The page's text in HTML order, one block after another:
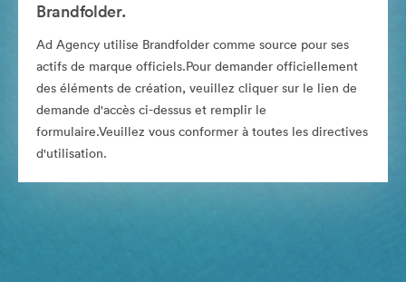
Brandfolder.
Ad Agency utilise Brandfolder comme source pour ses
actifs de marque officiels.Pour demander officiellement
des éléments de création, veuillez cliquer sur le lien de
demande d'accès ci-dessus et remplir le
formulaire.Veuillez vous conformer à toutes les directives
d'utilisation.